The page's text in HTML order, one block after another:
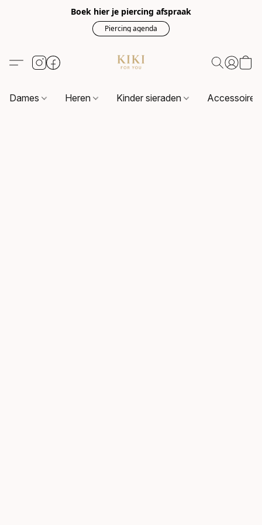
Boek hier je piercing afspraak
Piercing agenda
Dames Heren Kinder sieraden Accessoires